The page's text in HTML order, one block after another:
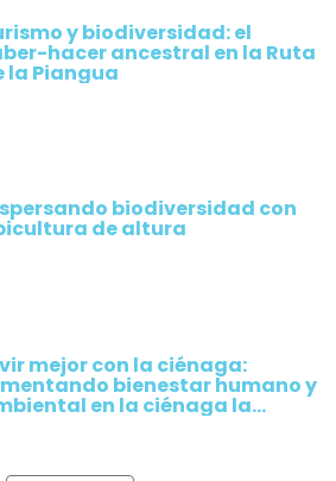
y biodiversidad: el
hacer ancestral en la Ruta
la Piangua
biodiversidad con
de altura
mejor con la ciénaga:
bienestar humano y
en la ciénaga la